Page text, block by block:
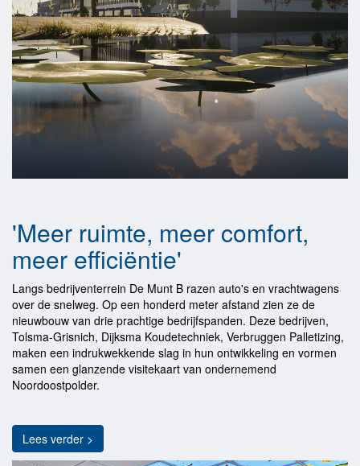
'Meer ruimte, meer comfort,
meer efficiëntie'
Langs bedrijventerrein De Munt B razen auto's en vrachtwagens
over de snelweg. Op een honderd meter afstand zien ze de
nieuwbouw van drie prachtige bedrijfspanden. Deze bedrijven,
Tolsma-Grisnich, Dijksma Koudetechniek, Verbruggen Palletizing,
maken een indrukwekkende slag in hun ontwikkeling en vormen
samen een glanzende visitekaart van ondernemend
Noordoostpolder.
Lees verder >